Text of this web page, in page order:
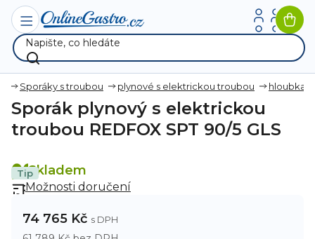
Přejít
obsah
Sporáky s troubou plynové s elektrickou troubou hloubka
Sporák plynový s elektrickou
troubou REDFOX SPT 90/5 GLS
TipSkladem
Možnosti doručení
74 765 Kč